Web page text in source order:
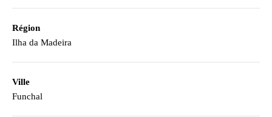
Région
Ilha da Madeira
Ville
Funchal